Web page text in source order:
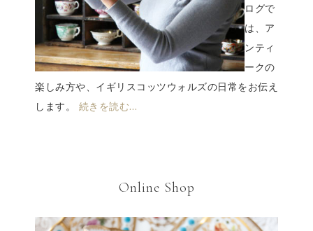
ログで
は、ア
ンティ
ークの
楽しみ方や、イギリスコッツウォルズの日常をお伝え
します。 続きを読む…
Online Shop